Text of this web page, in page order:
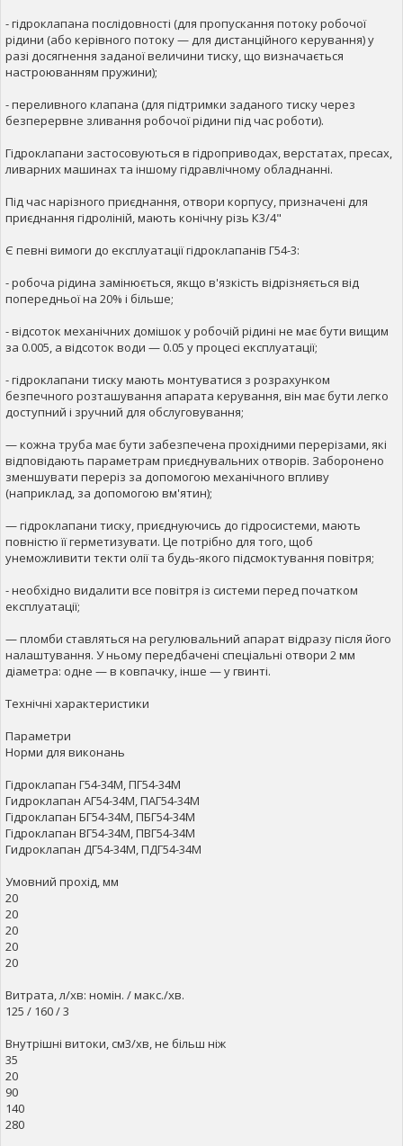
- гідроклапана послідовності (для пропускання потоку робочої
рідини (або керівного потоку — для дистанційного керування) у
разі досягнення заданої величини тиску, що визначається
настроюванням пружини);
- переливного клапана (для підтримки заданого тиску через
безперервне зливання робочої рідини під час роботи).
Гідроклапани застосовуються в гідроприводах, верстатах, пресах,
ливарних машинах та іншому гідравлічному обладнанні.
Під час нарізного приєднання, отвори корпусу, призначені для
приєднання гідроліній, мають конічну різь К3/4"
Є певні вимоги до експлуатації гідроклапанів Г54-3:
- робоча рідина замінюється, якщо в'язкість відрізняється від
попередньої на 20% і більше;
- відсоток механічних домішок у робочій рідині не має бути вищим
за 0.005, а відсоток води — 0.05 у процесі експлуатації;
- гідроклапани тиску мають монтуватися з розрахунком
безпечного розташування апарата керування, він має бути легко
доступний і зручний для обслуговування;
— кожна труба має бути забезпечена прохідними перерізами, які
відповідають параметрам приєднувальних отворів. Заборонено
зменшувати переріз за допомогою механічного впливу
(наприклад, за допомогою вм'ятин);
— гідроклапани тиску, приєднуючись до гідросистеми, мають
повністю її герметизувати. Це потрібно для того, щоб
унеможливити текти олії та будь-якого підсмоктування повітря;
- необхідно видалити все повітря із системи перед початком
експлуатації;
— пломби ставляться на регулювальний апарат відразу після його
налаштування. У ньому передбачені спеціальні отвори 2 мм
діаметра: одне — в ковпачку, інше — у гвинті.
Технічні характеристики
Параметри
Норми для виконань
Гідроклапан Г54-34М, ПГ54-34М
Гидроклапан АГ54-34М, ПАГ54-34М
Гідроклапан БГ54-34М, ПБГ54-34М
Гідроклапан ВГ54-34М, ПВГ54-34М
Гидроклапан ДГ54-34М, ПДГ54-34М
Умовний прохід, мм
20
20
20
20
20
Витрата, л/хв: номін. / макс./хв.
125 / 160 / 3
Внутрішні витоки, см3/хв, не більш ніж
35
20
90
140
280